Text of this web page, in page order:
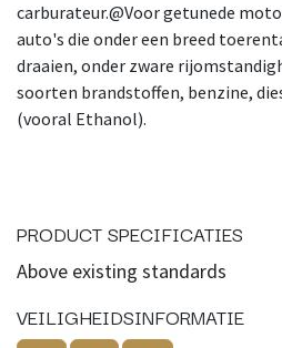
carburateur.@Voor getunede
auto's die onder een breed
draaien, onder zware
soorten brandstoffen, benzine,
(vooral Ethanol).
PRODUCT SPECIFICATIES
Above existing standards
VEILIGHEIDSINFORMATIE